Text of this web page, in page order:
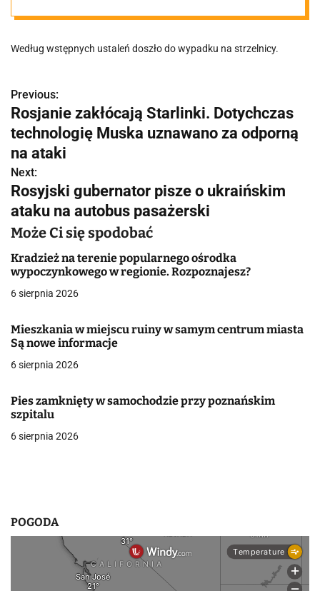
szpitala w
regionie
Według wstępnych ustaleń doszło do wypadku na strzelnicy.
N
a
w
i
g
a
c
j
w
p
i
s
Previous:
Rosjanie zakłócają Starlinki. Dotychczas
technologię Muska uznawano za odporną
na ataki
Next:
Rosyjski gubernator pisze o ukraińskim
ataku na autobus pasażerski
Może Ci się spodobać
Kradzież na terenie popularnego ośrodka
wypoczynkowego w regionie. Rozpoznajesz?
6 sierpnia 2026
Mieszkania w miejscu ruiny w samym centrum miasta
Są nowe informacje
6 sierpnia 2026
Pies zamknięty w samochodzie przy poznańskim
szpitalu
6 sierpnia 2026
POGODA